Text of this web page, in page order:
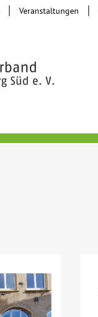
Veranstaltungen